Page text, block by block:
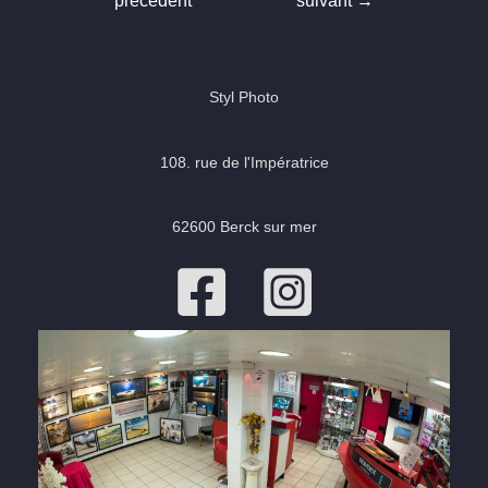
Styl Photo
108. rue de l'Impératrice
62600 Berck sur mer